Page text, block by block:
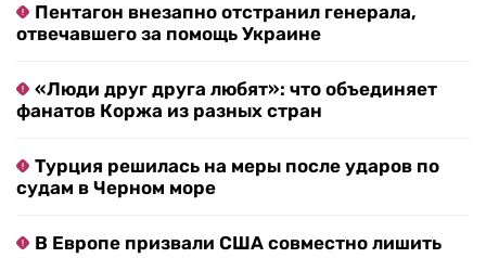
Пентагон внезапно отстранил генерала,
отвечавшего за помощь Украине
«Люди друг друга любят»: что объединяет
фанатов Коржа из разных стран
Турция решилась на меры после ударов по
судам в Черном море
В Европе призвали США совместно лишить